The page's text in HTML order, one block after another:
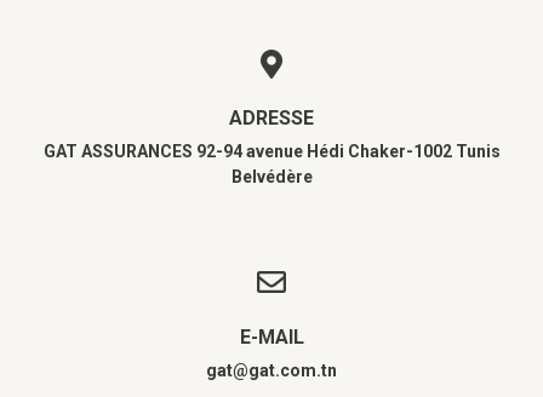
ADRESSE
GAT ASSURANCES 92-94 avenue Hédi Chaker-1002 Tunis
Belvédère
E-MAIL
gat@gat.com.tn